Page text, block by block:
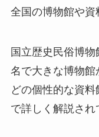
全国の博物館や資
国立歴史民俗博
名で大きな博物
どの個性的な資
で詳しく解説され